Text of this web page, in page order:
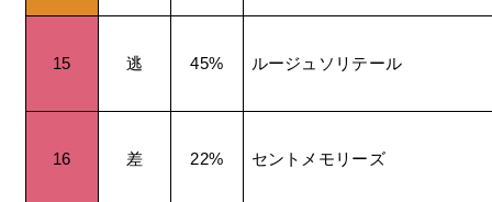
15 逃 45% ルージュソリテール
16 差 22% セントメモリーズ